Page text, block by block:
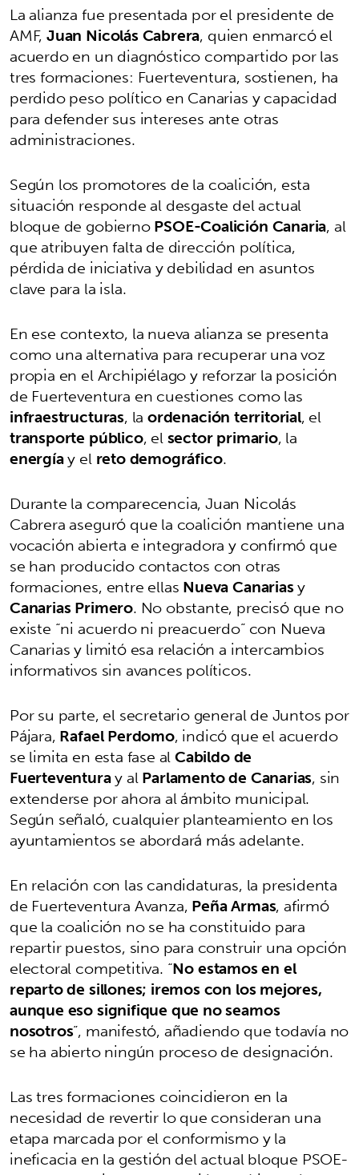
La alianza fue presentada por el presidente de
AMF,Juan Nicolás Cabrera, quien enmarcó el
acuerdo en un diagnóstico compartido por las
tres formaciones: Fuerteventura, sostienen, ha
perdido peso político en Canarias y capacidad
para defender sus intereses ante otras
administraciones.
Según los promotores de la coalición, esta
situación responde al desgaste del actual
bloque de gobiernoPSOE-Coalición Canaria, al
que atribuyen falta de dirección política,
pérdida de iniciativa y debilidad en asuntos
clave para la isla.
En ese contexto, la nueva alianza se presenta
como una alternativa para recuperar una voz
propia en el Archipiélago y reforzar la posición
de Fuerteventura en cuestiones como las
infraestructuras, laordenación territorial, el
transporte público, elsector primario, la
energíay elreto demográfico.
Durante la comparecencia, Juan Nicolás
Cabrera aseguró que la coalición mantiene una
vocación abierta e integradora y confirmó que
se han producido contactos con otras
formaciones, entre ellasNueva Canariasy
Canarias Primero. No obstante, precisó que no
existe “ni acuerdo ni preacuerdo” con Nueva
Canarias y limitó esa relación a intercambios
informativos sin avances políticos.
Por su parte, el secretario general de Juntos por
Pájara,Rafael Perdomo, indicó que el acuerdo
se limita en esta fase alCabildo de
Fuerteventuray alParlamento de Canarias, sin
extenderse por ahora al ámbito municipal.
Según señaló, cualquier planteamiento en los
ayuntamientos se abordará más adelante.
En relación con las candidaturas, la presidenta
de Fuerteventura Avanza,Peña Armas, afirmó
que la coalición no se ha constituido para
repartir puestos, sino para construir una opción
electoral competitiva. “No estamos en el
reparto de sillones; iremos con los mejores,
aunque eso signifique que no seamos
nosotros”, manifestó, añadiendo que todavía no
se ha abierto ningún proceso de designación.
Las tres formaciones coincidieron en la
necesidad de revertir lo que consideran una
etapa marcada por el conformismo y la
ineficacia en la gestión del actual bloque PSOE-